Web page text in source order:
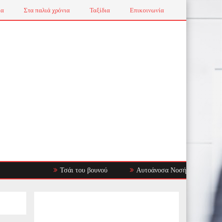
Στα παλιά χρόνια Ταξίδια Επικοινωνία
Τσάι του βουνού Αυτοάνοσα Νοσήματα: Όταν το